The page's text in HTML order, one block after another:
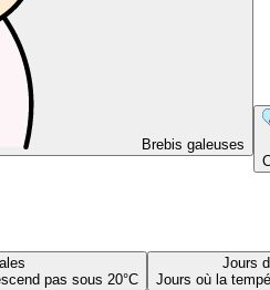
Brebis galeuses
pas sous 20°C
Jours
Jours où la